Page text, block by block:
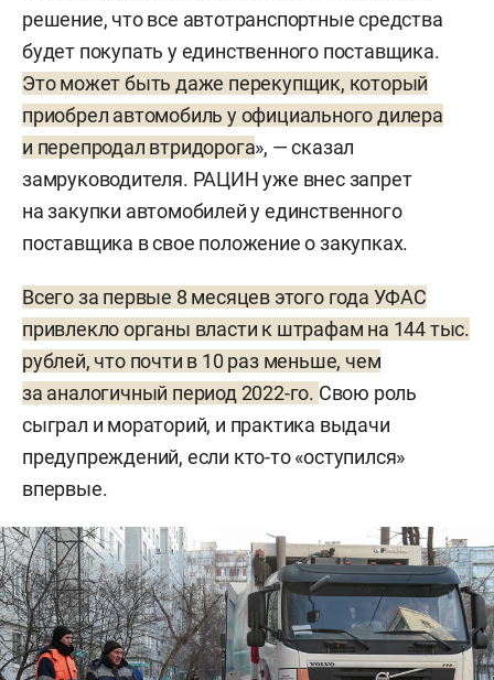
решение, что все автотранспортные средства
будет покупать у единственного поставщика.
Это может быть даже перекупщик, который
приобрел автомобиль у официального дилера
и перепродал втридорога», — сказал
замруководителя. РАЦИН уже внес запрет
на закупки автомобилей у единственного
поставщика в свое положение о закупках.
Всего за первые 8 месяцев этого года УФАС
привлекло органы власти к штрафам на 144 тыс.
рублей, что почти в 10 раз меньше, чем
за аналогичный период 2022-го. Свою роль
сыграл и мораторий, и практика выдачи
предупреждений, если кто-то «оступился»
впервые.